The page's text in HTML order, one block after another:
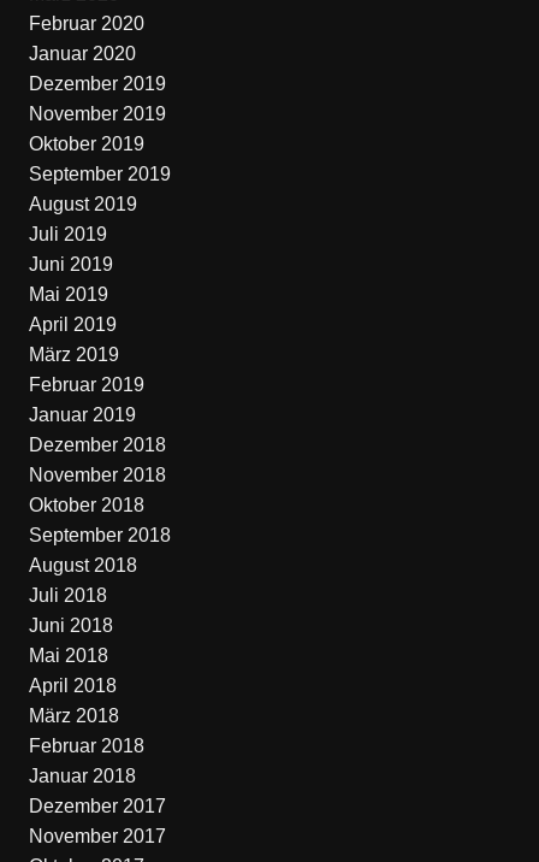
Februar 2020
Januar 2020
Dezember 2019
November 2019
Oktober 2019
September 2019
August 2019
Juli 2019
Juni 2019
Mai 2019
April 2019
März 2019
Februar 2019
Januar 2019
Dezember 2018
November 2018
Oktober 2018
September 2018
August 2018
Juli 2018
Juni 2018
Mai 2018
April 2018
März 2018
Februar 2018
Januar 2018
Dezember 2017
November 2017